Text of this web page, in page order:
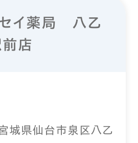
セイ薬局 八乙
店
城県仙台市泉区八乙